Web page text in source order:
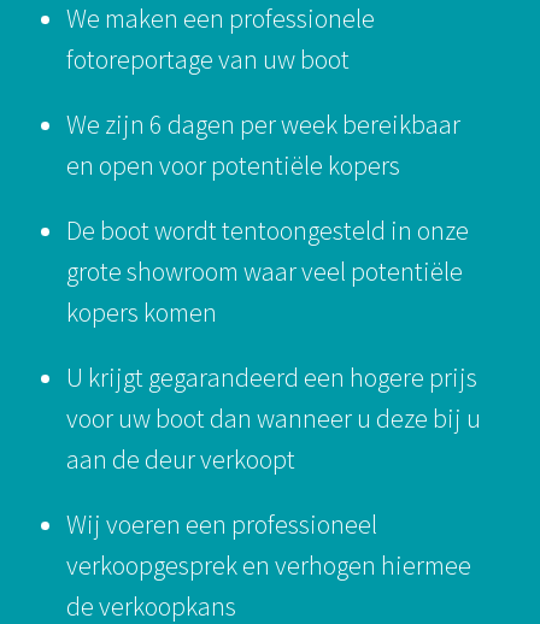
We maken een professionele
fotoreportage van uw boot
We zijn 6 dagen per week bereikbaar
en open voor potentiële kopers
De boot wordt tentoongesteld in onze
grote showroom waar veel potentiële
kopers komen
U krijgt gegarandeerd een hogere prijs
voor uw boot dan wanneer u deze bij u
aan de deur verkoopt
Wij voeren een professioneel
verkoopgesprek en verhogen hiermee
de verkoopkans